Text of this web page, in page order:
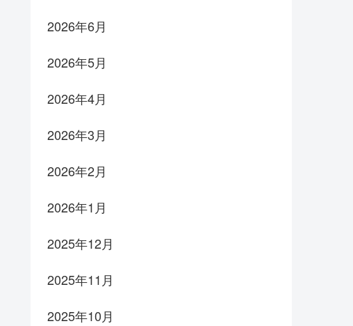
2026年6月
2026年5月
2026年4月
2026年3月
2026年2月
2026年1月
2025年12月
2025年11月
2025年10月